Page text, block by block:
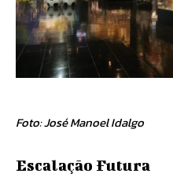
Foto: José Manoel Idalgo
Escalação Futura